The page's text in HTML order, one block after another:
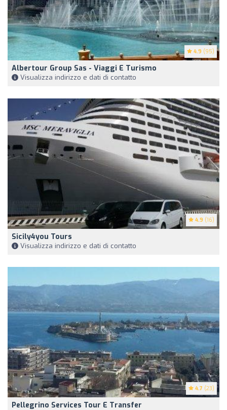
4.9 (95)
Albertour Group Sas - Viaggi E Turismo
Visualizza indirizzo e dati di contatto
4.9 (16)
Sicily4you Tours
Visualizza indirizzo e dati di contatto
4.7 (23)
Pellegrino Services Tour E Transfer